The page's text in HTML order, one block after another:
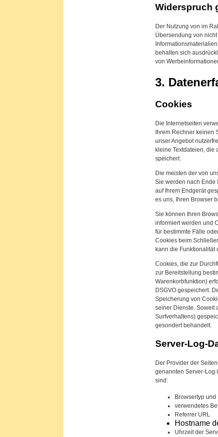
Widerspruch
Der Nutzung von im
Übersendung von
behalten sich
von
3.
Cookies
Die Internetseiten
Ihrem Rechner keinen
unser Angebot
kleine Textdateien, die
speichert.
Die meisten der von
Sie werden nach Ende
auf Ihrem Endgerät
es uns, Ihren Browser
Sie können Ihren
informiert werden und
für bestimmte Fälle
Cookies beim
kann die Funktionalität
Cookies, die zur
zur Bereitstellung
Warenkorbfunktion)
DSGVO gespeichert.
Speicherung von
seiner Dienste. Soweit
Surfverhaltens)
gesondert behandelt.
Server-Log-
Der Provider der
genannten Server-
sind:
Browsertyp
verwendetes
Referrer URL
Hostname
Uhrzeit der